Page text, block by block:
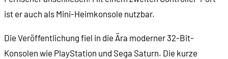
ist er auch als Mini-Heimkonsole nutzbar.
Die Veröffentlichung fiel in die Ära moderner 32-Bit-
Konsolen wie PlayStation und Sega Saturn. Die kurze